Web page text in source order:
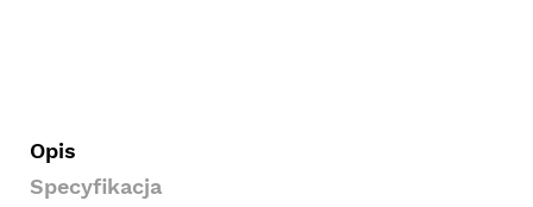
Opis
Specyfikacja